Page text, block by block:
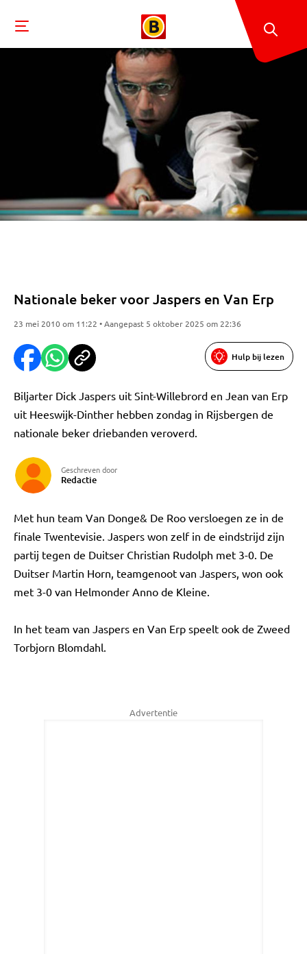
Nationale beker voor Jaspers en Van Erp
23 mei 2010 om 11:22 • Aangepast 5 oktober 2025 om 22:36
Hulp bij lezen
Biljarter Dick Jaspers uit Sint-Willebrord en Jean van Erp
uit Heeswijk-Dinther hebben zondag in Rijsbergen de
nationale beker driebanden veroverd.
Geschreven door
Redactie
Met hun team Van Donge& De Roo versloegen ze in de
finale Twentevisie. Jaspers won zelf in de eindstrijd zijn
partij tegen de Duitser Christian Rudolph met 3-0. De
Duitser Martin Horn, teamgenoot van Jaspers, won ook
met 3-0 van Helmonder Anno de Kleine.
In het team van Jaspers en Van Erp speelt ook de Zweed
Torbjorn Blomdahl.
Advertentie